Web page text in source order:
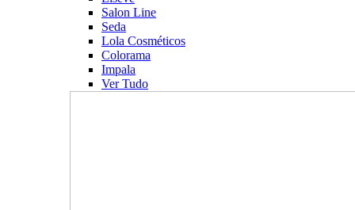
Salon Line
Seda
Lola Cosméticos
Colorama
Impala
Ver Tudo